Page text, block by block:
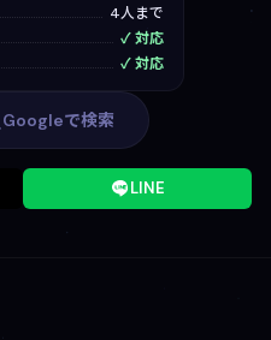
4人まで
✓ 対応
✓ 対応
Googleで検索
LINE